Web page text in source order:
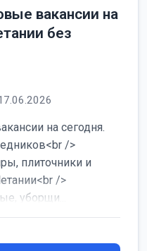
вакансии на
без
на сегодня.
/>
плиточники и
/>
уборщи...